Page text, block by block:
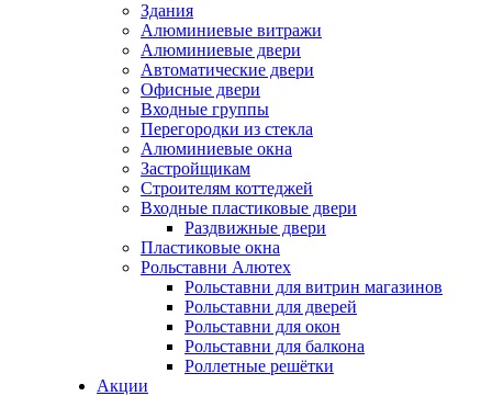
Здания
Алюминиевые витражи
Алюминиевые двери
Автоматические двери
Офисные двери
Входные группы
Перегородки из стекла
Алюминиевые окна
Застройщикам
Строителям коттеджей
Входные пластиковые двери
Раздвижные двери
Пластиковые окна
Рольставни Алютех
Рольставни для витрин магазинов
Рольставни для дверей
Рольставни для окон
Рольставни для балкона
Роллетные решётки
Акции